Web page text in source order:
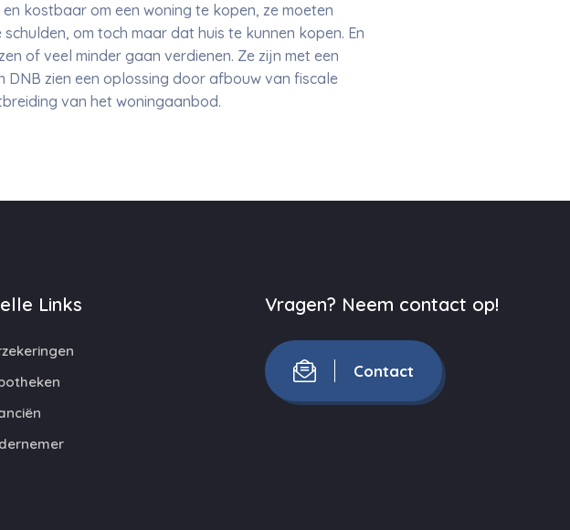
kostbaar om een woning te kopen, ze moeten
om toch maar dat huis te kunnen kopen. En
of veel minder gaan verdienen. Ze zijn met een
DNB zien een oplossing door afbouw van fiscale
van het woningaanbod.
Links Vragen? Neem contact op!
Contact